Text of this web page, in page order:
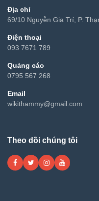
Địa chỉ
69/10 Nguyễn Gia Trí, P.
Điện thoại
093 7671 789
Quảng cáo
0795 567 268
Email
wikithammy@gmail.com
Theo dõi chúng tôi